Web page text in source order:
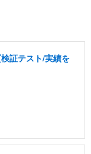
証テスト/実績を